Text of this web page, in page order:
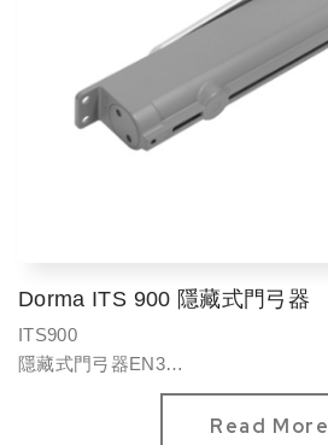
Dorma ITS 900 隱藏式門弓器
ITS900
隱藏式門弓器EN3
Read More